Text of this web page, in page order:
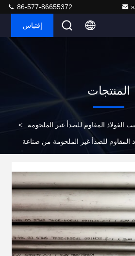
86-577-86655372
إقتباس
المنتجات
الفولاذ المقاوم للصدأ غير الملحومة >
المقاوم للصدأ غير الملحومة من صناعة